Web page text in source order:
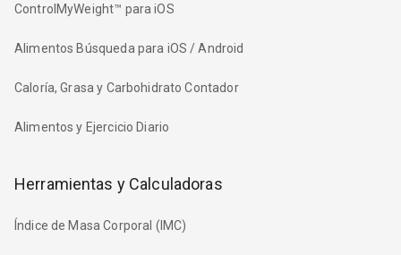
ControlMyWeight™ para iOS
Alimentos Búsqueda para iOS / Android
Caloría, Grasa y Carbohidrato Contador
Alimentos y Ejercicio Diario
Herramientas y Calculadoras
Índice de Masa Corporal (IMC)